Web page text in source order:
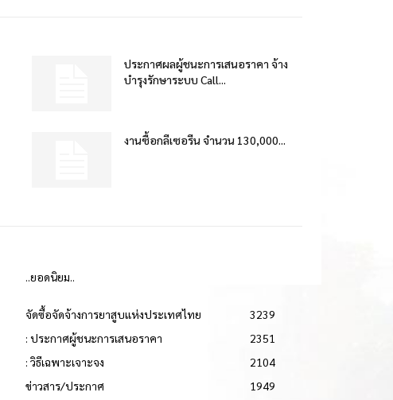
ประกาศผลผู้ชนะการเสนอราคา จ้าง
บำรุงรักษาระบบ Call...
งานซื้อกลีเซอรีน จำนวน 130,000...
..ยอดนิยม..
จัดซื้อจัดจ้างการยาสูบแห่งประเทศไทย
3239
: ประกาศผู้ชนะการเสนอราคา
2351
: วิธีเฉพาะเจาะจง
2104
ข่าวสาร/ประกาศ
1949